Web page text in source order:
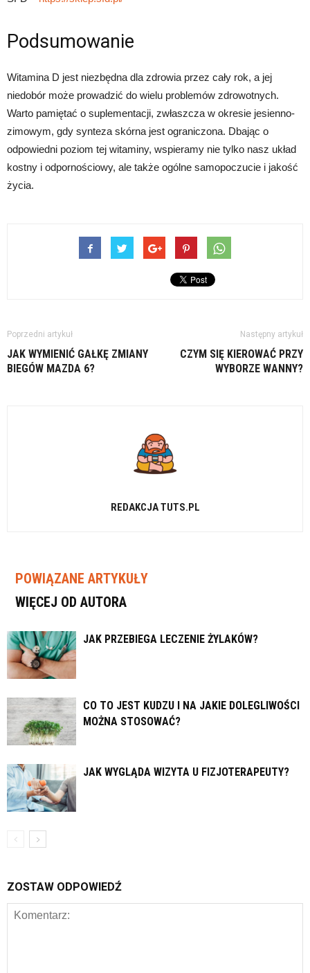
Podsumowanie
Witamina D jest niezbędna dla zdrowia przez cały rok, a jej
niedobór może prowadzić do wielu problemów zdrowotnych.
Warto pamiętać o suplementacji, zwłaszcza w okresie jesienno-
zimowym, gdy synteza skórna jest ograniczona. Dbając o
odpowiedni poziom tej witaminy, wspieramy nie tylko nasz układ
kostny i odpornościowy, ale także ogólne samopoczucie i jakość
życia.
Poprzedni artykuł
JAK WYMIENIĆ GAŁKĘ ZMIANY
BIEGÓW MAZDA 6?
Następny artykuł
CZYM SIĘ KIEROWAĆ PRZY
WYBORZE WANNY?
REDAKCJA TUTS.PL
POWIĄZANE ARTYKUŁY
WIĘCEJ OD AUTORA
JAK PRZEBIEGA LECZENIE ŻYLAKÓW?
CO TO JEST KUDZU I NA JAKIE DOLEGLIWOŚCI
MOŻNA STOSOWAĆ?
JAK WYGLĄDA WIZYTA U FIZJOTERAPEUTY?
ZOSTAW ODPOWIEDŹ